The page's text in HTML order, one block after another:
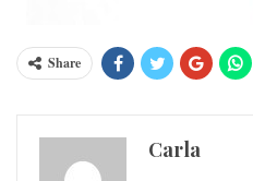
Share
Carla